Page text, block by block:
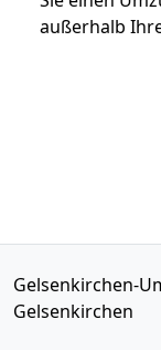
außerhalb
Gelsenkirchen-
Gelsenkirchen